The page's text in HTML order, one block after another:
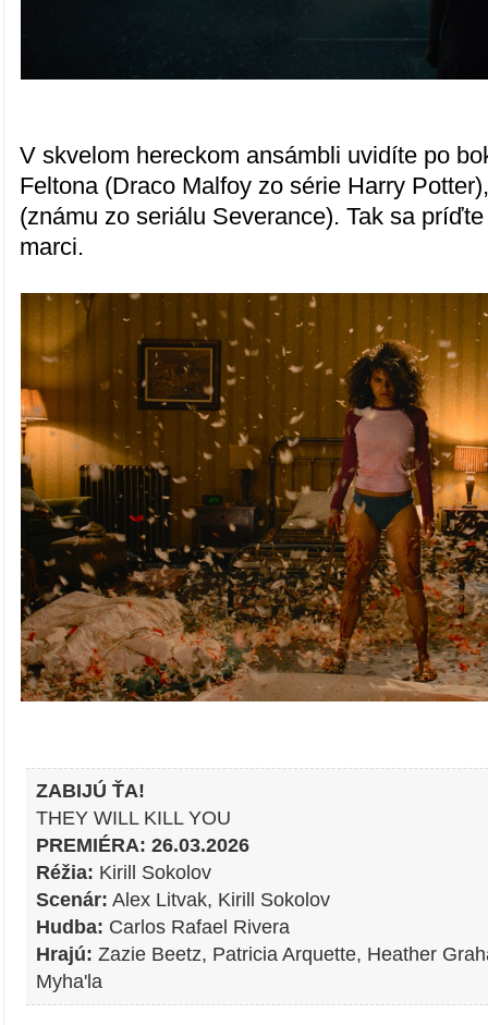
V skvelom hereckom ansámbli uvidíte po
Feltona (Draco Malfoy zo série Harry
(známu zo seriálu Severance). Tak sa
marci.
ZABIJÚ ŤA!
THEY WILL KILL YOU
PREMIÉRA: 26.03.2026
Réžia: Kirill Sokolov
Scenár: Alex Litvak, Kirill Sokolov
Hudba: Carlos Rafael Rivera
Hrajú: Zazie Beetz, Patricia Arquette, Heather
Myha'la